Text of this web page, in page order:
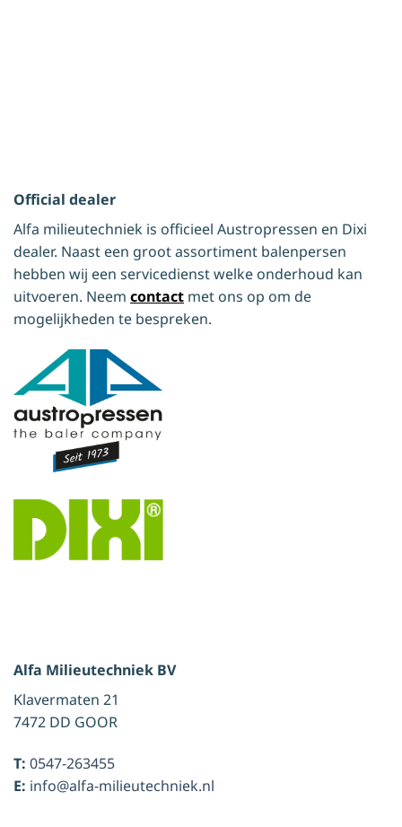
Official dealer
Alfa milieutechniek is officieel Austropressen en Dixi
dealer. Naast een groot assortiment balenpersen
hebben wij een servicedienst welke onderhoud kan
uitvoeren. Neem contact met ons op om de
mogelijkheden te bespreken.
Alfa Milieutechniek BV
Klavermaten 21
7472 DD GOOR
T: 0547-263455
E: info@alfa-milieutechniek.nl